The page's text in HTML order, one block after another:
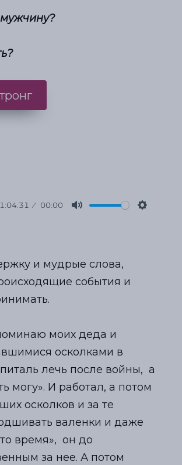
мужчину?
1:04:31 00:00
e
и мудрые слова,
события и
моих деда и
осколками в
лечь после вoйны, а
могу». И работал, а потом
осколков и за те
валенки и даже
время», он до
за нее. А потом